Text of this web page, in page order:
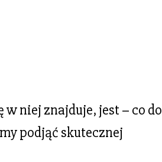
niej znajduje, jest – co do
podjąć skutecznej